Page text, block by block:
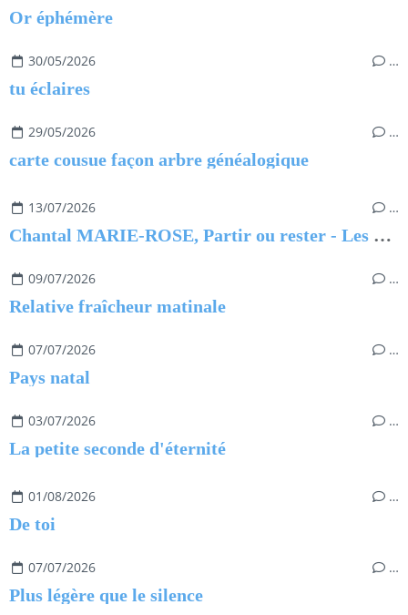
Or éphémère
30/05/2026 …
tu éclaires
29/05/2026 …
carte cousue façon arbre généalogique
13/07/2026 …
Chantal MARIE-ROSE, Partir ou rester - Les clés pour évoluer professionnellement sans regret
09/07/2026 …
Relative fraîcheur matinale
07/07/2026 …
Pays natal
03/07/2026 …
La petite seconde d'éternité
01/08/2026 …
De toi
07/07/2026 …
Plus légère que le silence